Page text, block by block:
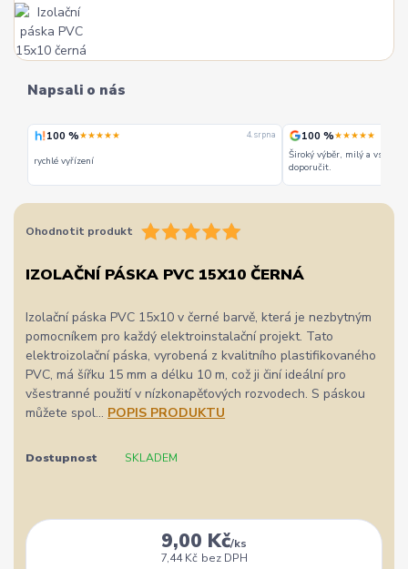
Napsali o nás
100 %★★★★★ 4. srpna
rychlé vyřízení
100 %★★★★★
Široký výběr, milý a
doporučit.
Ohodnotit produkt
IZOLAČNÍ PÁSKA PVC 15X10 ČERNÁ
Izolační páska PVC 15x10 v černé barvě, která je nezbytným
pomocníkem pro každý elektroinstalační projekt. Tato
elektroizolační páska, vyrobená z kvalitního plastifikovaného
PVC, má šířku 15 mm a délku 10 m, což ji činí ideální pro
všestranné použití v nízkonapěťových rozvodech. S páskou
můžete spol... POPIS PRODUKTU
Dostupnost SKLADEM
9,00 Kč/ks
7,44 Kč bez DPH